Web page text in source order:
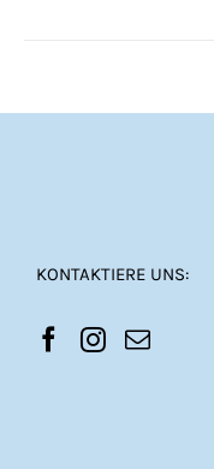
KONTAKTIERE UNS: